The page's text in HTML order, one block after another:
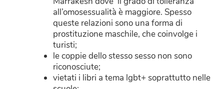
all’omosessualità è maggiore. Spesso
queste relazioni sono una forma di
prostituzione maschile, che coinvolge i
turisti;
le coppie dello stesso sesso non sono
riconosciute;
vietati i libri a tema lgbt+ soprattutto nelle